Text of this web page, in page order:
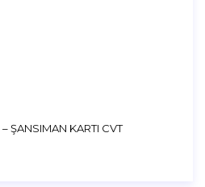
ŞANSIMAN KARTI CVT